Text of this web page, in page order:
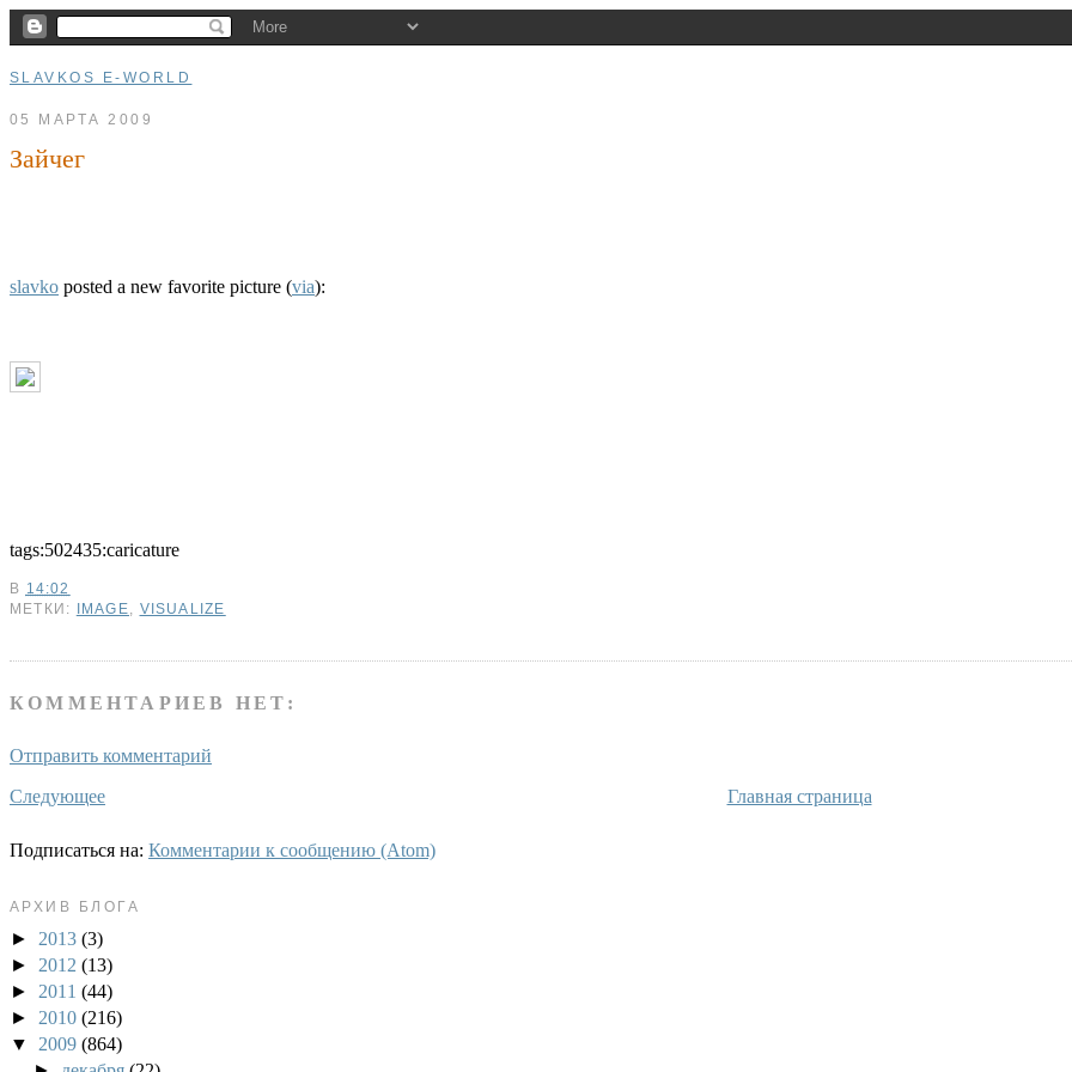
SLAVKOS E-WORLD
05 МАРТА 2009
Зайчег
slavko posted a new favorite picture (via):
tags:502435:caricature
В 14:02
МЕТКИ:
IMAGE, VISUALIZE
КОММЕНТАРИЕВ НЕТ:
Отправить комментарий
Следующее
Главная страница
Подписаться на: Комментарии к сообщению (Atom)
АРХИВ БЛОГА
► 2013 (3)
► 2012 (13)
► 2011 (44)
► 2010 (216)
▼ 2009 (864)